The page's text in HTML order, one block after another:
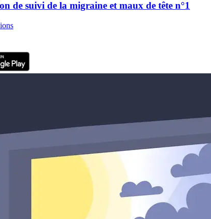
de suivi de la migraine et maux de tête n°1